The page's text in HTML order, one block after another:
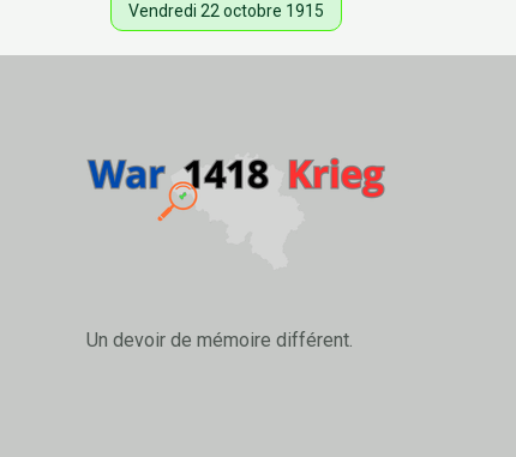
Vendredi 22 octobre 1915
Un devoir de mémoire différent.